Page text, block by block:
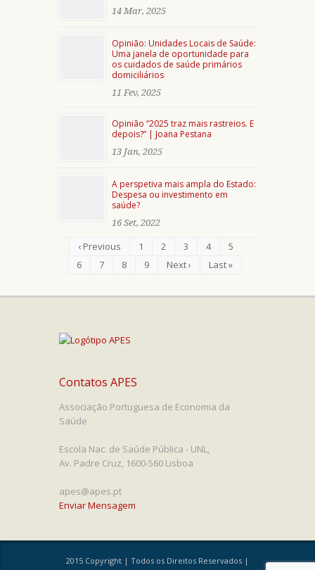
14 Mar, 2025
Opinião: Unidades Locais de Saúde:
Uma janela de oportunidade para
os cuidados de saúde primários
domiciliários
11 Fev, 2025
Opinião “2025 traz mais rastreios. E
depois?” | Joana Pestana
13 Jan, 2025
A perspetiva mais ampla do Estado:
Despesa ou investimento em
saúde?
16 Set, 2022
‹ Previous 1 2 3 4
5
6
7 8 9 Next › Last »
Contatos APES
Associação Portuguesa de Economia da
Saúde
Escola Nac. de Saúde Pública - UNL,
Av. Padre Cruz, 1600-560 Lisboa
apes@apes.pt
Enviar Mensagem
2015 Copyright | Todos os Direitos Reservados |